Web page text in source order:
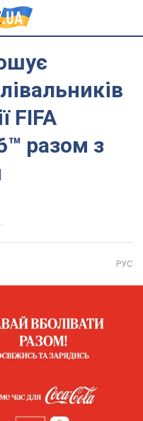
FIFA
разом з
РУС